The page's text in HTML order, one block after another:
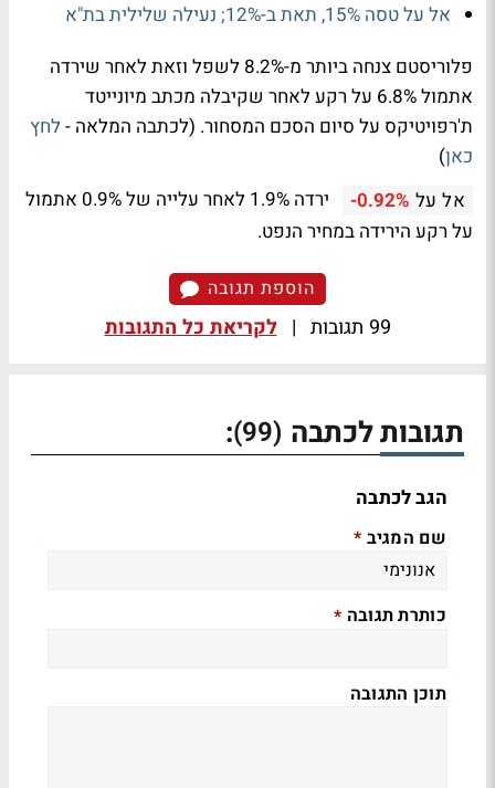
אל על טסה 15%, תאת ב-12%; נעילה שלילית בת"א
פלוריסטם צנחה ביותר מ-8.2% לשפל וזאת לאחר שירדה
אתמול 6.8% על רקע לאחר שקיבלה מכתב מיונייטד
ת'רפויטיקס על סיום הסכם המסחור. (לכתבה המלאה - לחץ
כאן)
אל על -0.92%
ירדה 1.9% לאחר עלייה של 0.9% אתמול
על רקע הירידה במחיר הנפט.
הוספת תגובה
99 תגובות | לקריאת כל התגובות
תגובות לכתבה (99)
:
הגב לכתבה
שם המגיב *
כותרת תגובה *
תוכן התגובה